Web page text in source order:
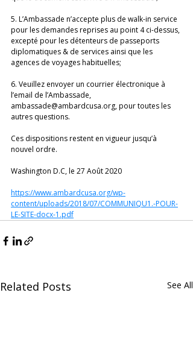
5. L’Ambassade n’accepte plus de walk-in service
pour les demandes reprises au point 4 ci-dessus,
excepté pour les détenteurs de passeports
diplomatiques & de services ainsi que les
agences de voyages habituelles;
6. Veuillez envoyer un courrier électronique à
l’email de l’Ambassade,
ambassade@ambardcusa.org, pour toutes les
autres questions.
Ces dispositions restent en vigueur jusqu’à
nouvel ordre.
Washington D.C, le 27 Août 2020
https://www.ambardcusa.org/wp-
content/uploads/2018/07/COMMUNIQU1.-POUR-
LE-SITE-docx-1.pdf
Related Posts See All